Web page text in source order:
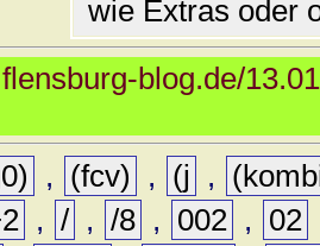
wie Extras oder
flensburg-blog.de/
, (fcv) , (j ,
, / , /8 , 002 , 02